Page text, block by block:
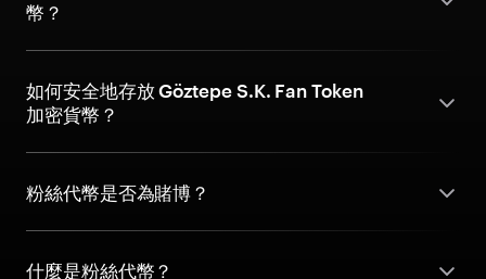
幣？
如何安全地存放 Göztepe S.K. Fan Token
加密貨幣？
粉絲代幣是否為賭博？
什麼是粉絲代幣？